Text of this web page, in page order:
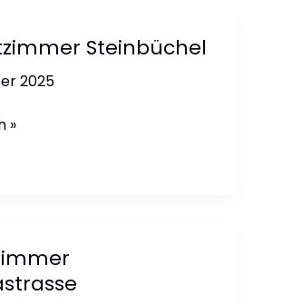
Steinbüchel
2025
»